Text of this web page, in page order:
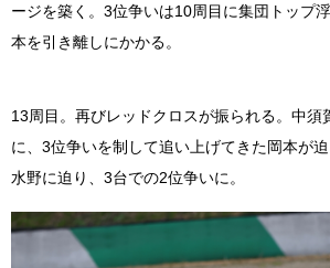
ージを築く。3位争いは10周目に集団トップ
本を引き離しにかかる。
13周目。再びレッドクロスが振られる。中須
に、3位争いを制して追い上げてきた岡本が
水野に迫り、3台での2位争いに。